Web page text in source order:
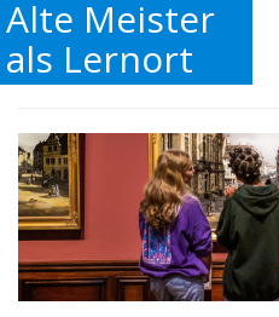
Alte Meister
als Lernort